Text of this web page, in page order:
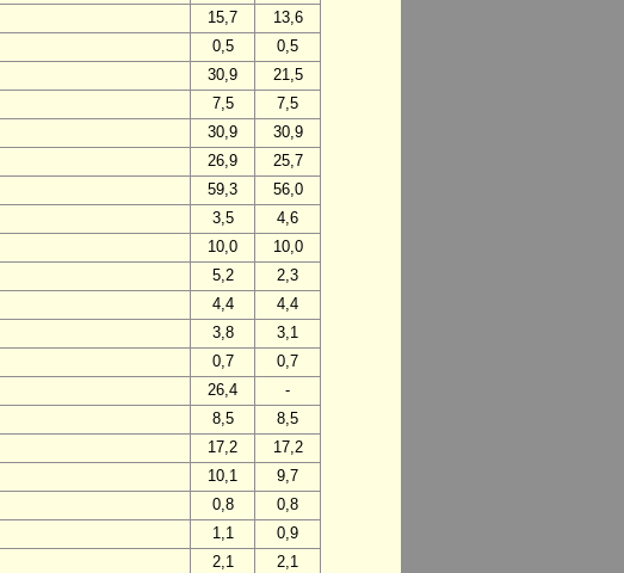
15,7
13,6
0,5
0,5
30,9
21,5
7,5
7,5
30,9
30,9
26,9
25,7
59,3
56,0
3,5
4,6
10,0
10,0
5,2
2,3
4,4
4,4
3,8
3,1
0,7
0,7
26,4
-
8,5
8,5
17,2
17,2
10,1
9,7
0,8
0,8
1,1
0,9
2,1
2,1